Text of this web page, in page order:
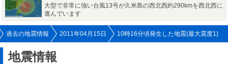
大型で非常に強い台風13号が久米島の西北西約290kmを西北西に
進んでいます
過去の地震情報 2011年04月15日 10時16分頃発生した地震(最大震度1)
地震情報